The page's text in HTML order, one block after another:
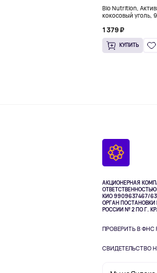
Bio Nutrition,
кокосовый уголь,
1 379 ₽
КУПИТЬ
АКЦИОНЕРНАЯ
ОТВЕТСТВЕННОСТЬЮ
КИО 9909637467/
ОРГАН ПОСТАНОВКИ
РОССИИ № 2 ПО Г.
ПРОВЕРИТЬ В ФНС
СВИДЕТЕЛЬСТВО